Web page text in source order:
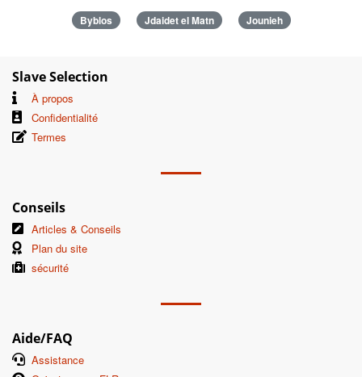
Byblos Jdaidet el Matn Jounieh
Slave Selection
À propos
Confidentialité
Termes
Conseils
Articles & Conseils
Plan du site
sécurité
Aide/FAQ
Assistance